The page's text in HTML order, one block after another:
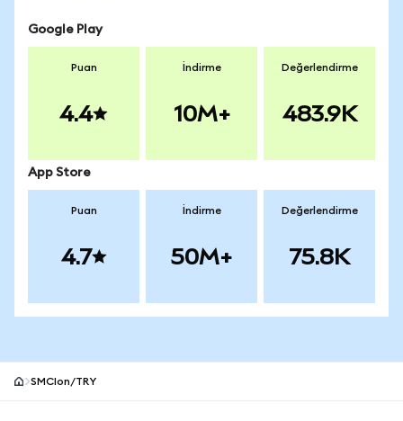
Google Play
Puan
4.4
İndirme
10M+
Değerlendirme
483.9K
App Store
Puan
4.7
İndirme
50M+
Değerlendirme
75.8K
SMCIon/TRY